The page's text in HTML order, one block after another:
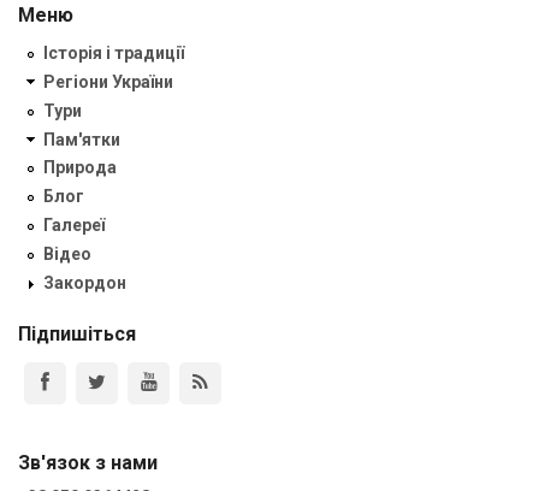
Меню
Історія і традиції
Регіони України
Тури
Пам'ятки
Природа
Блог
Галереї
Відео
Закордон
Підпишіться
Зв'язок з нами